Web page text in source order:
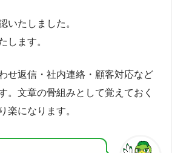
いたしました。
します。
せ返信・社内連絡・顧客対応など
。文章の骨組みとして覚えておく
楽になります。